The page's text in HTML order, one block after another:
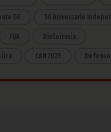
GE 50 Aniversario
FIJA Bielorrusia
CAN 2025